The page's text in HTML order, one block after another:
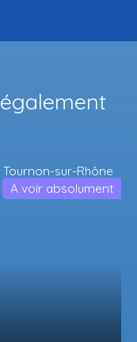
également
A voir absolument